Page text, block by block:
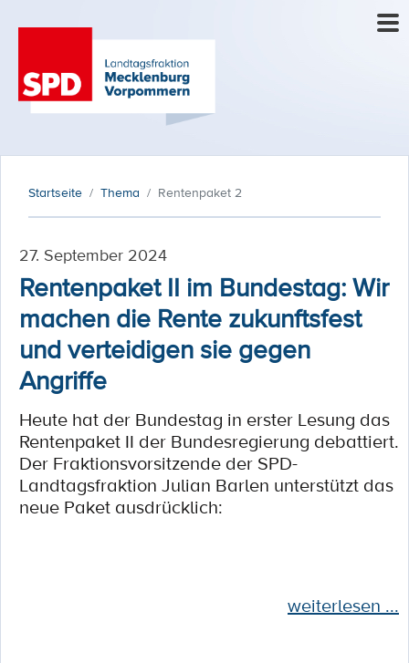
Startseite Thema Rentenpaket 2
27. September 2024
Rentenpaket II im Bundestag: Wir
machen die Rente zukunftsfest
und verteidigen sie gegen
Angriffe
Heute hat der Bundestag in erster Lesung das
Rentenpaket II der Bundesregierung debattiert.
Der Fraktionsvorsitzende der SPD-
Landtagsfraktion Julian Barlen unterstützt das
neue Paket ausdrücklich:
weiterlesen ...